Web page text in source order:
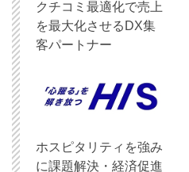
クチコミ最適化で売上
を最大化させるDX集
客パートナー
ホスピタリティを強み
に課題解決・経済促進